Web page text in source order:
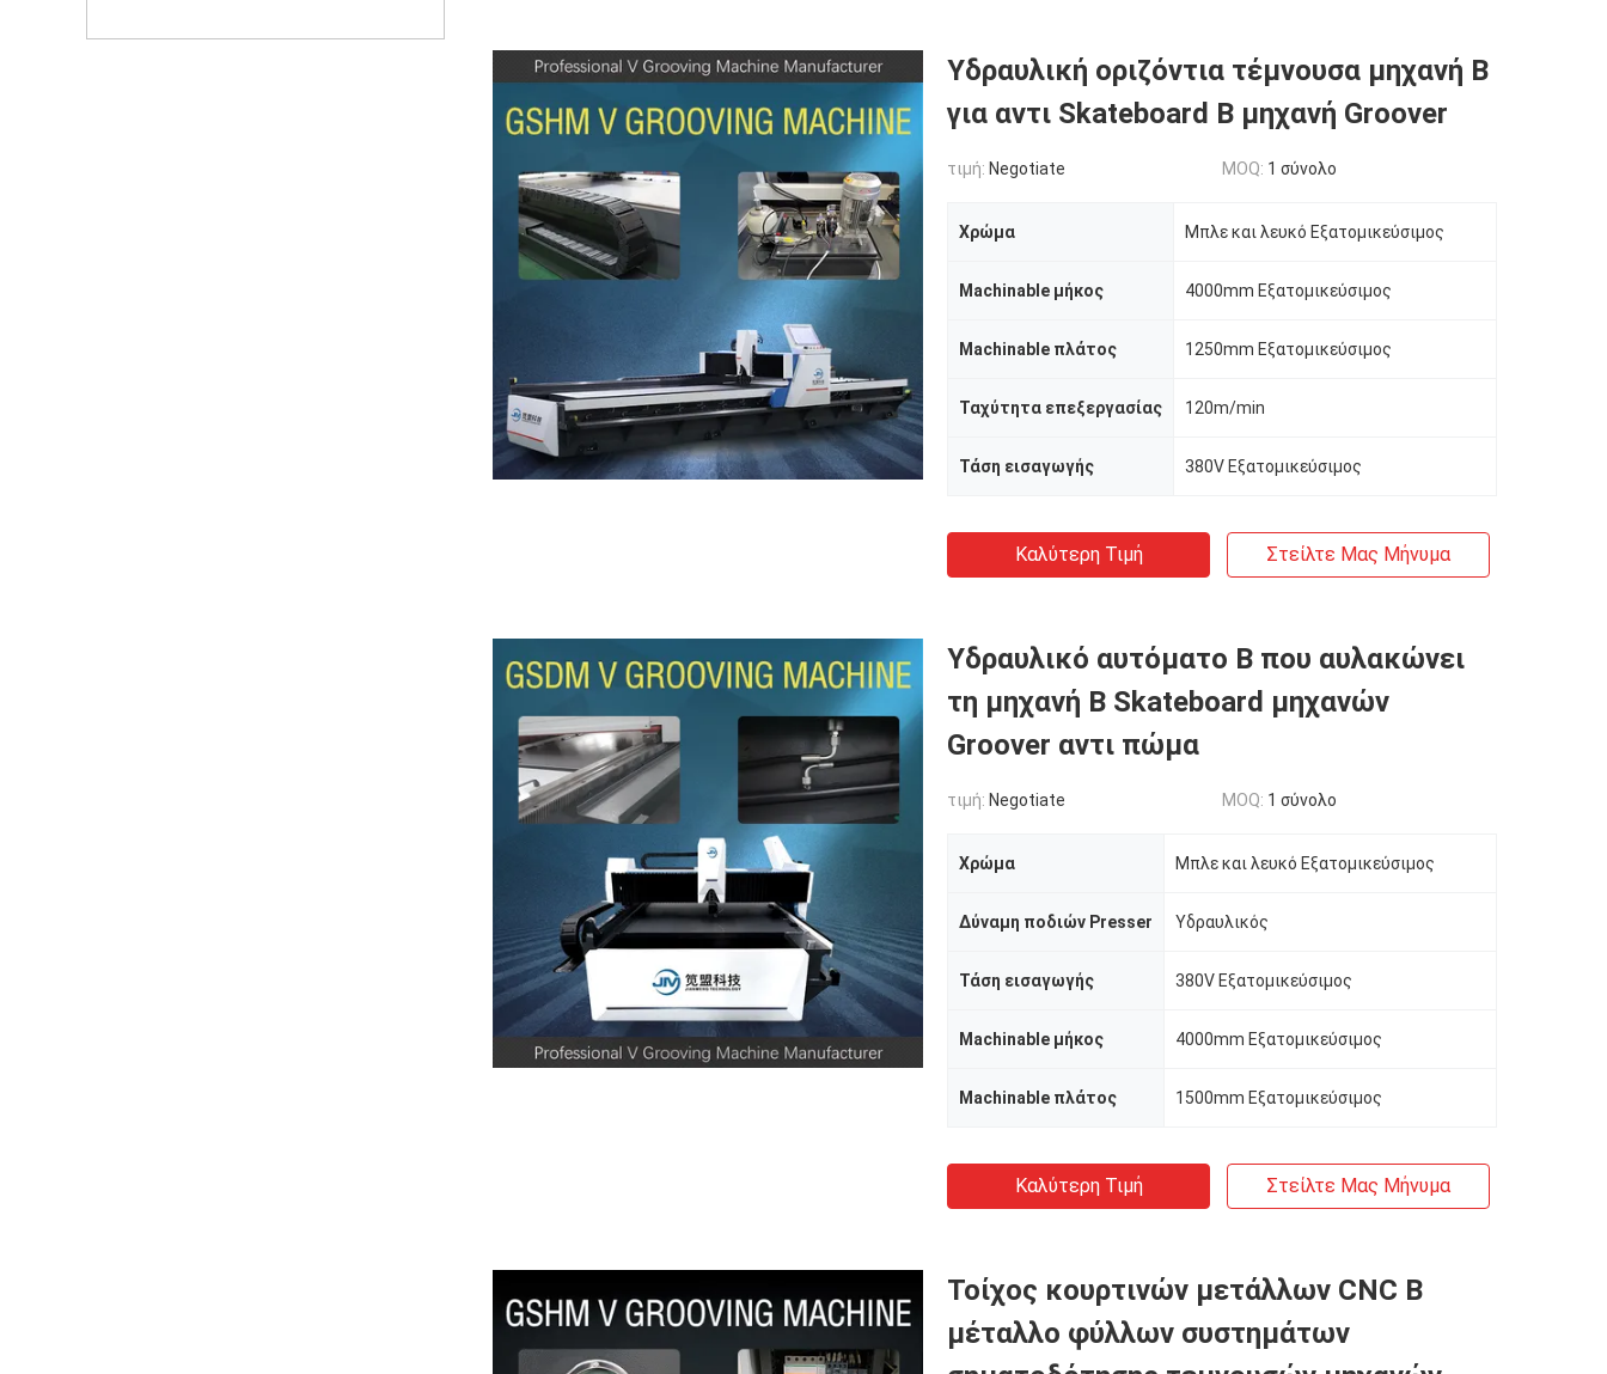
Υδραυλική οριζόντια τέμνουσα μηχανή Β
για αντι Skateboard Β μηχανή Groover
τιμή: Negotiate MOQ: 1 σύνολο
Χρώμα Μπλε και λευκό Εξατομικεύσιμος
Machinable μήκος 4000mm Εξατομικεύσιμος
Machinable πλάτος 1250mm Εξατομικεύσιμος
Ταχύτητα επεξεργασίας 120m/min
Τάση εισαγωγής 380V Εξατομικεύσιμος
Καλύτερη Τιμή Στείλτε Μας Μήνυμα
Υδραυλικό αυτόματο Β που αυλακώνει
τη μηχανή Β Skateboard μηχανών
Groover αντι πώμα
τιμή: Negotiate MOQ: 1 σύνολο
Χρώμα Μπλε και λευκό Εξατομικεύσιμος
Δύναμη ποδιών Presser Υδραυλικός
Τάση εισαγωγής 380V Εξατομικεύσιμος
Machinable μήκος 4000mm Εξατομικεύσιμος
Machinable πλάτος 1500mm Εξατομικεύσιμος
Καλύτερη Τιμή Στείλτε Μας Μήνυμα
Τοίχος κουρτινών μετάλλων CNC Β
μέταλλο φύλλων συστημάτων